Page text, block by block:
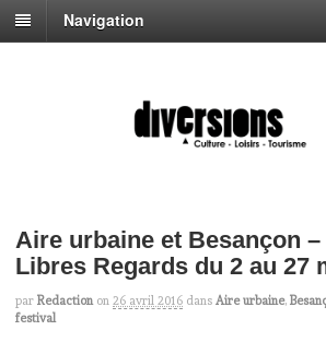
Navigation
Aire urbaine et Besançon
Libres Regards du 2 au 27
par Redaction on 26 avril 2016 dans Aire urbaine,
festival